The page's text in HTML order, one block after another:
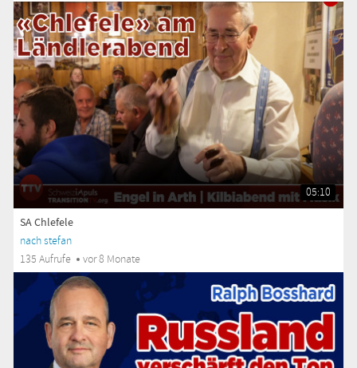
05:10
SA Chlefele
nach stefan
135 Aufrufe
vor 8 Monate